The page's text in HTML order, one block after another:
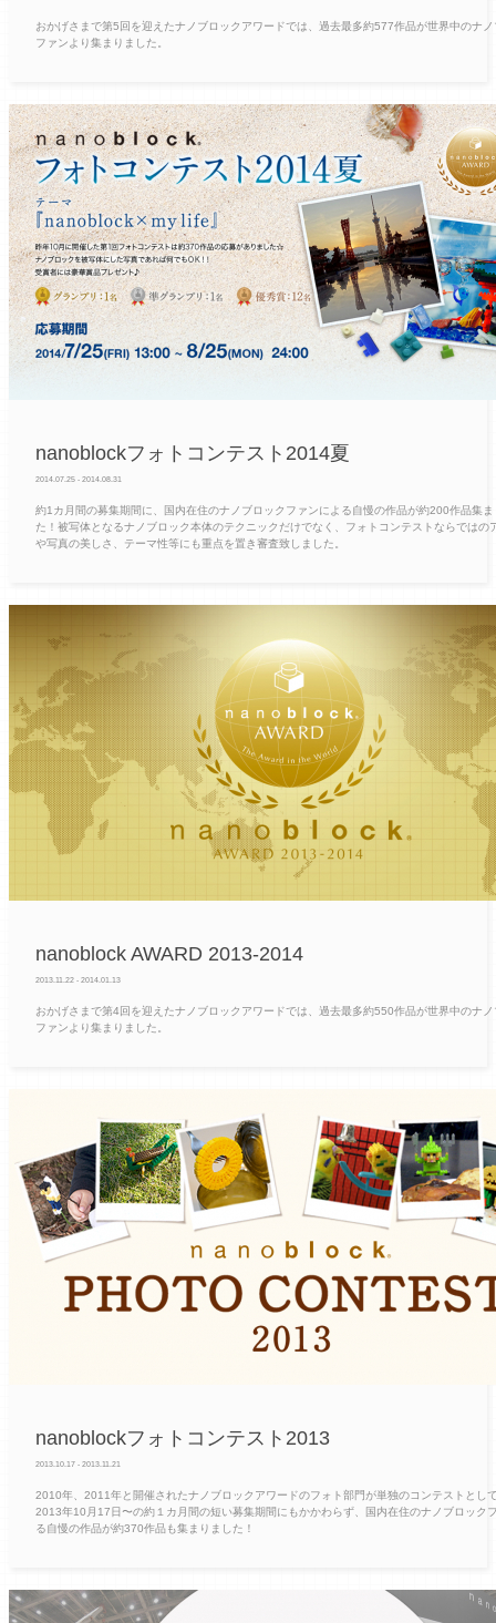
おかげさまで第5回を迎えたナノブロックアワードでは、過去最多約577作品が世界中のナ
ファンより集まりました。
nanoblockフォトコンテスト2014夏
2014.07.25 - 2014.08.31
約1カ月間の募集期間に、国内在住のナノブロックファンによる自慢の作品が約200作品集ま
た！被写体となるナノブロック本体のテクニックだけでなく、フォトコンテストならではの
や写真の美しさ、テーマ性等にも重点を置き審査致しました。
nanoblock AWARD 2013-2014
2013.11.22 - 2014.01.13
おかげさまで第4回を迎えたナノブロックアワードでは、過去最多約550作品が世界中のナ
ファンより集まりました。
nanoblockフォトコンテスト2013
2013.10.17 - 2013.11.21
2010年、2011年と開催されたナノブロックアワードのフォト部門が単独のコンテストとし
2013年10月17日〜の約１カ月間の短い募集期間にもかかわらず、国内在住のナノブロック
る自慢の作品が約370作品も集まりました！